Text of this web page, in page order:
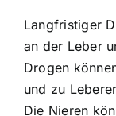
Langfristiger
an der Leber
Drogen
und zu
Die Nieren